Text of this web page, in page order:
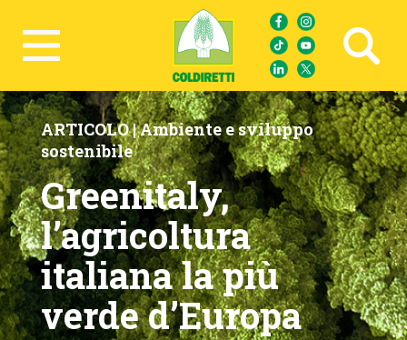
Ricerca avanzata
ARTICOLO |Ambiente e sviluppo
sostenibile
Greenitaly,
l’agricoltura
italiana la più
verde d’Europa